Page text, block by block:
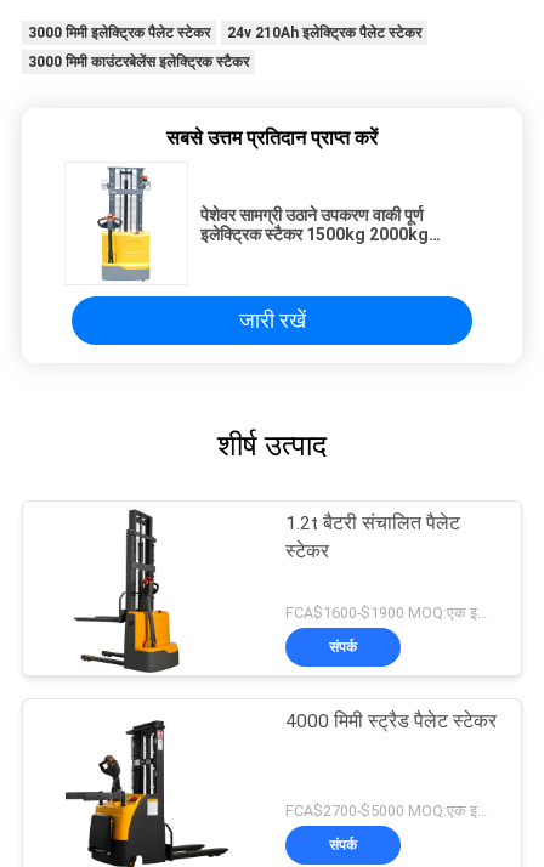
3000 मिमी इलेक्ट्रिक पैलेट स्टेकर
24v 210Ah इलेक्ट्रिक पैलेट स्टेकर
3000 मिमी काउंटरबेलेंस इलेक्ट्रिक स्टैकर
सबसे उत्तम प्रतिदान प्राप्त करें
पेशेवर सामग्री उठाने उपकरण वाकी पूर्ण
इलेक्ट्रिक स्टैकर 1500kg 2000kg
जारी रखें
शीर्ष उत्पाद
1.2t बैटरी संचालित पैलेट
स्टेकर
FCA$1600-$1900 MOQ:एक इकाई
संपर्क
4000 मिमी स्ट्रैड पैलेट स्टेकर
संपर्क